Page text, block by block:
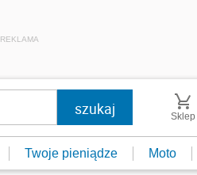
REKLAMA
Sklep
Twoje pieniądze Moto